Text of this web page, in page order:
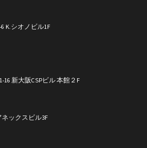
K.シオノビル1F
16 新大阪CSPビル 本館２F
ネックスビル3F